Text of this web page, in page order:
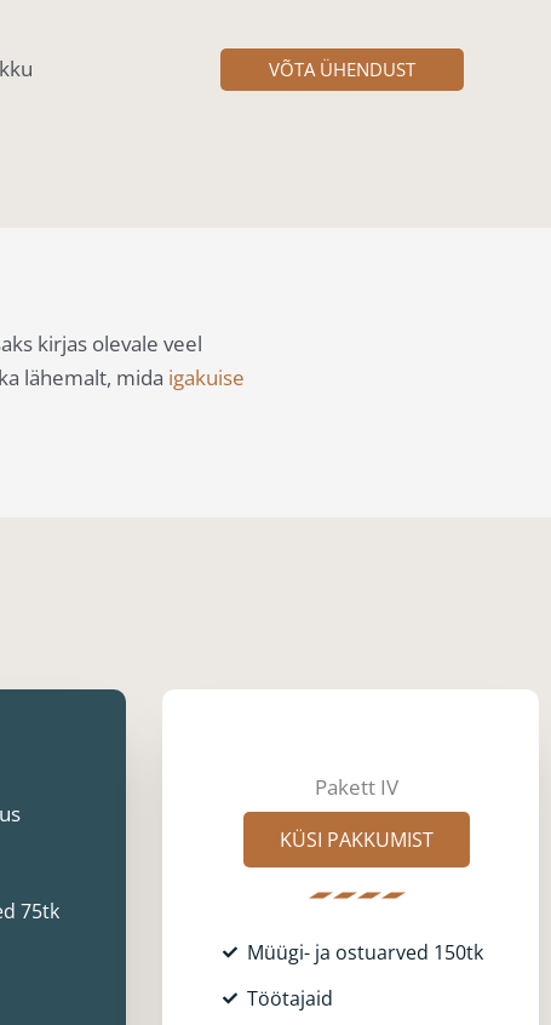
VÕTA ÜHENDUST
kirjas olevale veel
lähemalt, mida igakuise
75tk
Pakett IV
KÜSI PAKKUMIST
Müügi- ja ostuarved 150tk
Töötajaid